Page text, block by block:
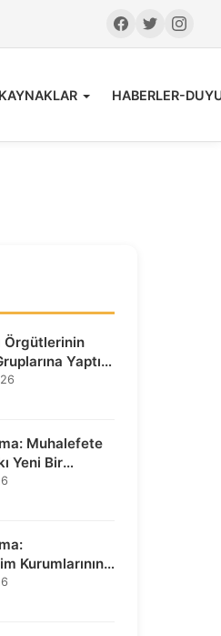
KAYNAKLAR HABERLER-
Örgütlerinin
Yaptığı
Muhalefete
Yeni Bir
Seçilmiş…
Kurumlarının
Kurucularının